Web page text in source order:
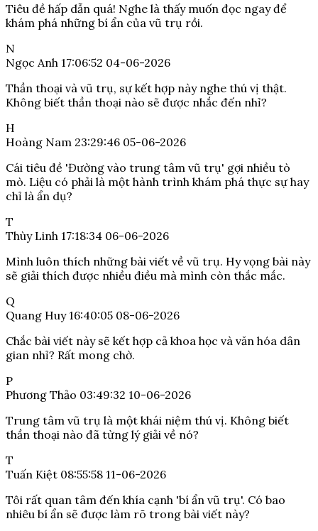
Tiêu đề hấp dẫn quá! Nghe là thấy muốn đọc ngay để
khám phá những bí ẩn của vũ trụ rồi.
N
Ngọc Anh 17:06:52 04-06-2026
Thần thoại và vũ trụ, sự kết hợp này nghe thú vị thật.
Không biết thần thoại nào sẽ được nhắc đến nhỉ?
H
Hoàng Nam 23:29:46 05-06-2026
Cái tiêu đề 'Đường vào trung tâm vũ trụ' gợi nhiều tò
mò. Liệu có phải là một hành trình khám phá thực sự hay
chỉ là ẩn dụ?
T
Thùy Linh 17:18:34 06-06-2026
Mình luôn thích những bài viết về vũ trụ. Hy vọng bài này
sẽ giải thích được nhiều điều mà mình còn thắc mắc.
Q
Quang Huy 16:40:05 08-06-2026
Chắc bài viết này sẽ kết hợp cả khoa học và văn hóa dân
gian nhỉ? Rất mong chờ.
P
Phương Thảo 03:49:32 10-06-2026
Trung tâm vũ trụ là một khái niệm thú vị. Không biết
thần thoại nào đã từng lý giải về nó?
T
Tuấn Kiệt 08:55:58 11-06-2026
Tôi rất quan tâm đến khía cạnh 'bí ẩn vũ trụ'. Có bao
nhiêu bí ẩn sẽ được làm rõ trong bài viết này?